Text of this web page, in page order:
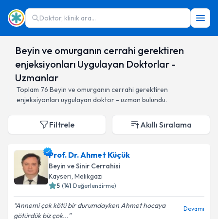
Doktor, klinik ara...
Beyin ve omurganın cerrahi gerektiren
enjeksiyonları Uygulayan Doktorlar -
Uzmanlar
Toplam 76 Beyin ve omurganın cerrahi gerektiren
enjeksiyonları uygulayan doktor - uzman bulundu.
Filtrele Akıllı Sıralama
Prof. Dr. Ahmet Küçük
Beyin ve Sinir Cerrahisi
Kayseri, Melikgazi
5 (141 Değerlendirme)
Annemi çok kötü bir durumdayken Ahmet hocaya
götürdük biz çok...
Devamı